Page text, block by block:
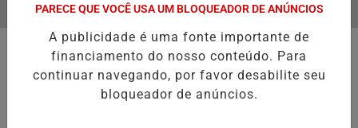
HOMENAGEIA UZIEL BUENO NO TERRAÇO MINEIRO
EM ALTA
MENU
PARECE QUE VOCÊ USA UM BLOQUEADOR DE ANÚNCIOS
A publicidade é uma fonte importante de
financiamento do nosso conteúdo. Para
continuar navegando, por favor desabilite seu
bloqueador de anúncios.